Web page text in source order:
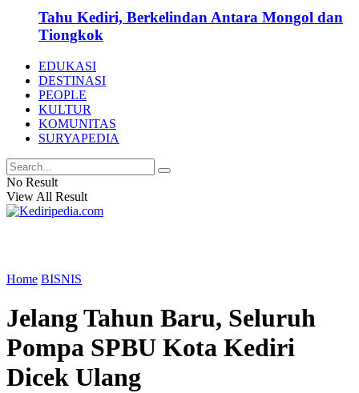
Tahu Kediri, Berkelindan Antara Mongol dan
Tiongkok
EDUKASI
DESTINASI
PEOPLE
KULTUR
KOMUNITAS
SURYAPEDIA
No Result
View All Result
Home BISNIS
Jelang Tahun Baru, Seluruh
Pompa SPBU Kota Kediri
Dicek Ulang